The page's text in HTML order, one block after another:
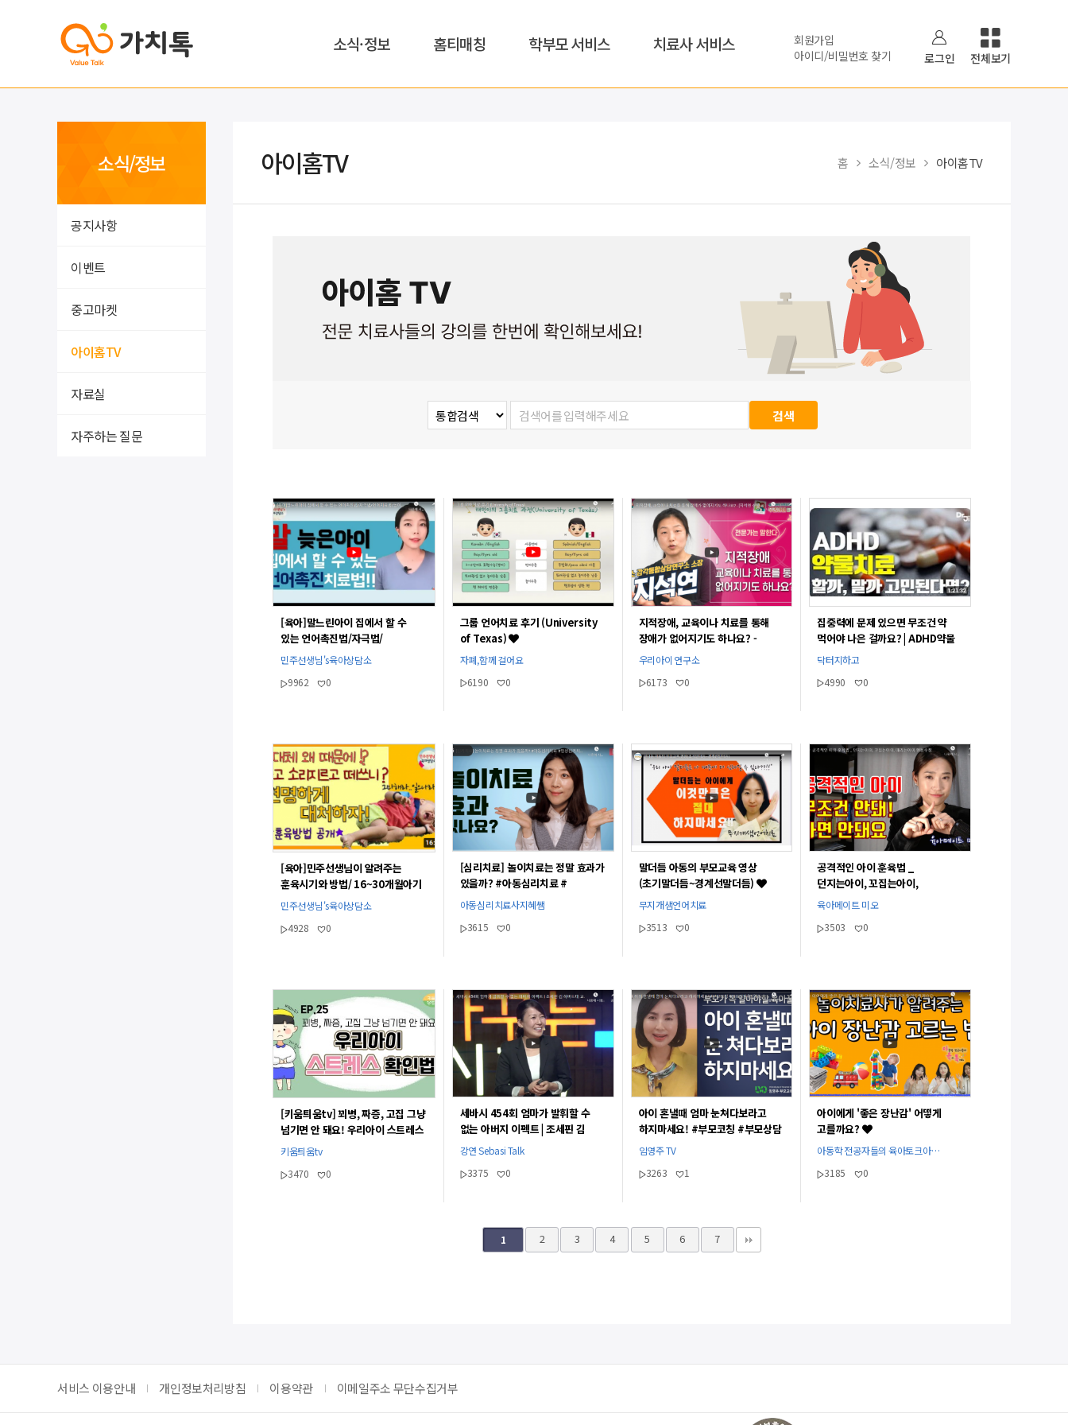
소식·정보 홈티매칭 학부모 서비스 치료사 서비스
회원가입
아이디/비밀번호 찾기
로그인 전체보기
소식/정보
공지사항
이벤트
중고마켓
아이홈TV
자료실
자주하는 질문
아이홈TV 홈 소식/정보 아이홈TV
[육아]말느린아이 집에서 할 수
있는 언어촉진법/자극법/
언어치료법/놀이법/
민주선생님's육아상담소
9962
0
그룹 언어치료 후기 (University
of Texas)
자폐,함께 걸어요
6190
0
지적장애, 교육이나 치료를 통해
장애가 없어지기도 하나요? -
[지석연 선생님]
우리아이 연구소
6173
0
집중력에 문제 있으면 무조건 약
먹어야 나은 걸까요? | ADHD약물
치료시 꼭 고려해야 되는 부분
닥터지하고
4990
0
[육아]민주선생님이 알려주는
훈육시기와 방법/ 16~30개월아기
더 떼쓰는 이유/훈육할 때 주의점/
민주선생님
민주선생님's육아상담소
4928
0
[심리치료] 놀이치료는 정말 효과가
있을까? #아동심리치료 #
임상심리치료사 #아동심리학과 #
자격증#아동심리상담 #지혜쌤
아동심리치료사지혜쌤
3615
0
말더듬 아동의 부모교육 영상
(초기말더듬~경계선말더듬)
무지개샘언어치료
3513
0
공격적인 아이 훈육법 _
던지는아이, 꼬집는아이,
때리는아이 행동수정
육아메이트 미오
3503
0
[키움틔움tv] 꾀병, 짜증, 고집 그냥
넘기면 안 돼요! 우리아이 스트레스
확인법
키움틔움tv
3470
0
세바시 454회 엄마가 발휘할 수
없는 아버지 이펙트 | 조세핀 김
하버드대 교육대학원 교수
강연 Sebasi Talk
3375
0
아이 혼낼때 엄마 눈쳐다보라고
하지마세요! #부모코칭 #부모상담
[임영주부모교육TV]
임영주 TV
3263
1
아이에게 '좋은 장난감' 어떻게
고를까요?
아동학 전공자들의 육아토크아…
3185
0
1 2 3 4 5 6 7
서비스 이용안내 개인정보처리방침 이용약관 이메일주소 무단수집거부